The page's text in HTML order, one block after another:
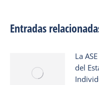
entradas
Entradas
La
del